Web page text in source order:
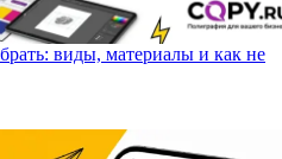
виды, материалы и как не